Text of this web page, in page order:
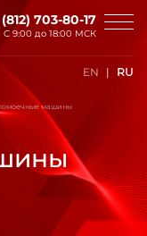
703-80-17
С 9:00 до18:00 МСК
EN RU
машины